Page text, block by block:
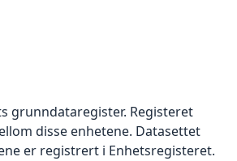
grunndataregister. Registeret
disse enhetene. Datasettet
er registrert i Enhetsregisteret.